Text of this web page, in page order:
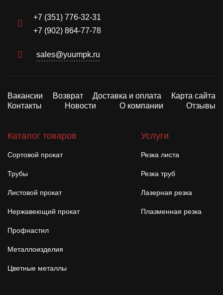
+7 (351) 776-32-31
+7 (902) 864-77-78
sales@yuumpk.ru
Вакансии Возврат Доставка и оплата
Карта сайта
Контакты
Новости О компании Отзывы
Каталог товаров
Сортовой прокат
Трубы
Листовой прокат
Нержавеющий прокат
Профнастил
Металлоизделия
Цветные металлы
Услуги
Резка листа
Резка труб
Лазерная резка
Плазменная резка